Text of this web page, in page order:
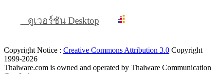
ดูเวอร์ชัน Desktop
Copyright Notice : Creative Commons Attribution 3.0 Copyright
1999-2026
Thaiware.com is owned and operated by Thaiware Communication